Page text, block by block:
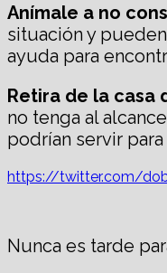
Anímale a no
situación y
ayuda para
Retira de la casa
no tenga al
podrían servir
https://twitter.com/
Nunca es tarde